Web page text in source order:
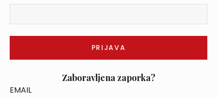
Zaboravljena zaporka?
EMAIL